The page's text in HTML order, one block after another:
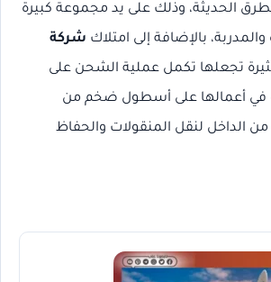
الحديثة، وذلك على يد مجموعة كبيرة
بالإضافة إلى امتلاك شركة
تجعلها تكمل عملية الشحن على
في أعمالها على أسطول ضخم من
الداخل لنقل المنقولات والحفاظ